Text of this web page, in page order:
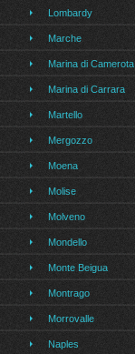
Lombardy
Marche
Marina di Camerota
Marina di Carrara
Martello
Mergozzo
Moena
Molise
Molveno
Mondello
Monte Beigua
Montrago
Morrovalle
Naples